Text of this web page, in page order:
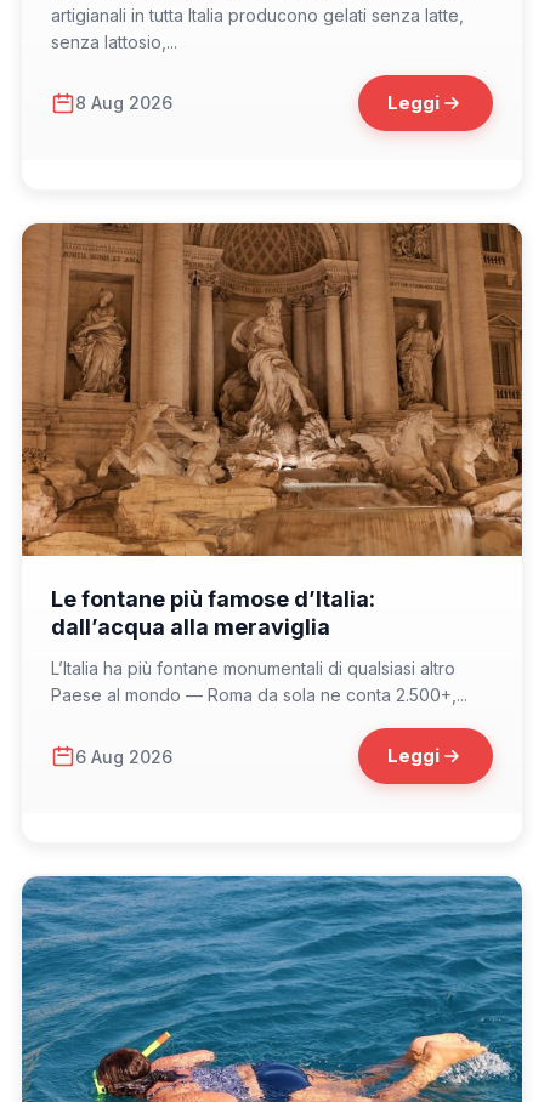
artigianali in tutta Italia producono gelati senza latte,
senza lattosio,...
8 Aug 2026 Leggi
Le fontane più famose d’Italia:
dall’acqua alla meraviglia
L’Italia ha più fontane monumentali di qualsiasi altro
Paese al mondo — Roma da sola ne conta 2.500+,...
6 Aug 2026 Leggi